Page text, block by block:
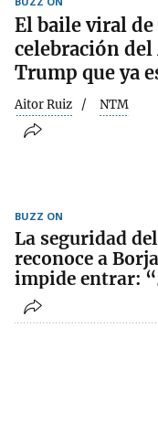
El baile viral
celebración
Trump que ya
Aitor Ruiz NTM
BUZZ ON
La seguridad
reconoce a
impide entrar: